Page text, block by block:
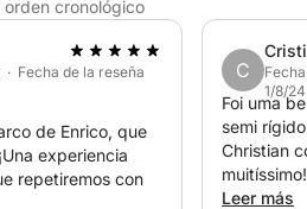
BORDO:
este año, con solárium en
con escalera e iglú disponible
estable, motor Suzuki de 250
orden cronológico
Fecha de la reseña
de Enrico, que
experiencia
repetiremos con
C
1/8/24
Foi uma
semi
Christian
muitíssimo!
Leer más